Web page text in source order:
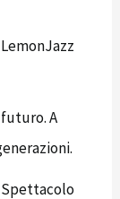
A
Spettacolo